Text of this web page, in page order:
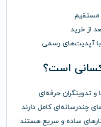
مستقیم
از خرید
آپدیت‌های رسمی
و تدوینگران حرفه‌ای
چندرسانه‌ای کامل دارند
ساده و سریع هستند